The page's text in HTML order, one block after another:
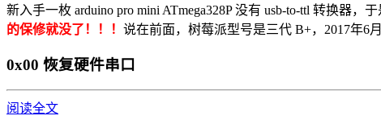
新入手一枚 arduino pro mini ATmega328P 没有 usb-to-ttl 转换器
的保修就没了！！！ 说在前面，树莓派型号是三代 B+，2017年6
0x00 恢复硬件串口
阅读全文